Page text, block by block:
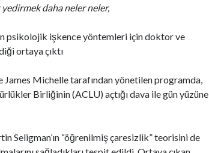
daha neler neler,
psikolojik işkence yöntemleri için doktor ve
ortaya çıktı
James Michelle tarafından yönetilen programda,
Birliğinin (ACLU) açtığı dava ile gün yüzüne
Seligman’ın “öğrenilmiş çaresizlik” teorisini de